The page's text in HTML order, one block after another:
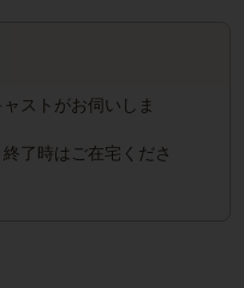
ストがお伺いしま
了時はご在宅くださ